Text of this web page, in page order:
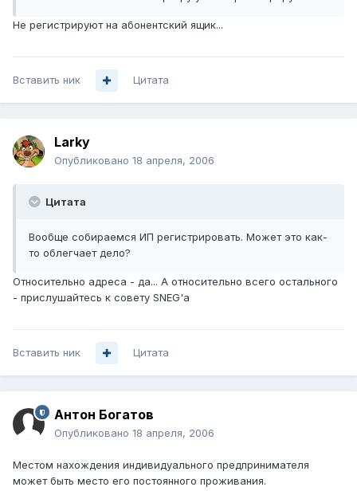
Не регистрируют на абонентский ящик...
Вставить ник Цитата
Larky
Опубликовано 18 апреля, 2006
Цитата
Вообще собираемся ИП регистрировать. Может это как-
то облегчает дело?
Относительно адреса - да... А относительно всего остального
- прислушайтесь к совету SNEG'а
Вставить ник Цитата
Антон Богатов
Опубликовано 18 апреля, 2006
Местом нахождения индивидуального предпринимателя
может быть место его постоянного проживания.